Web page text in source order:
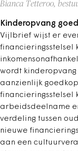
Bianca Tetteroo,
Kinderopvang
Vijlbrief wijst er
financieringsstelsel
wordt kinderopvang
aanzienlijk
financieringsstelsel
arbeidsdeelname
verdeling tussen
nieuwe
aan een